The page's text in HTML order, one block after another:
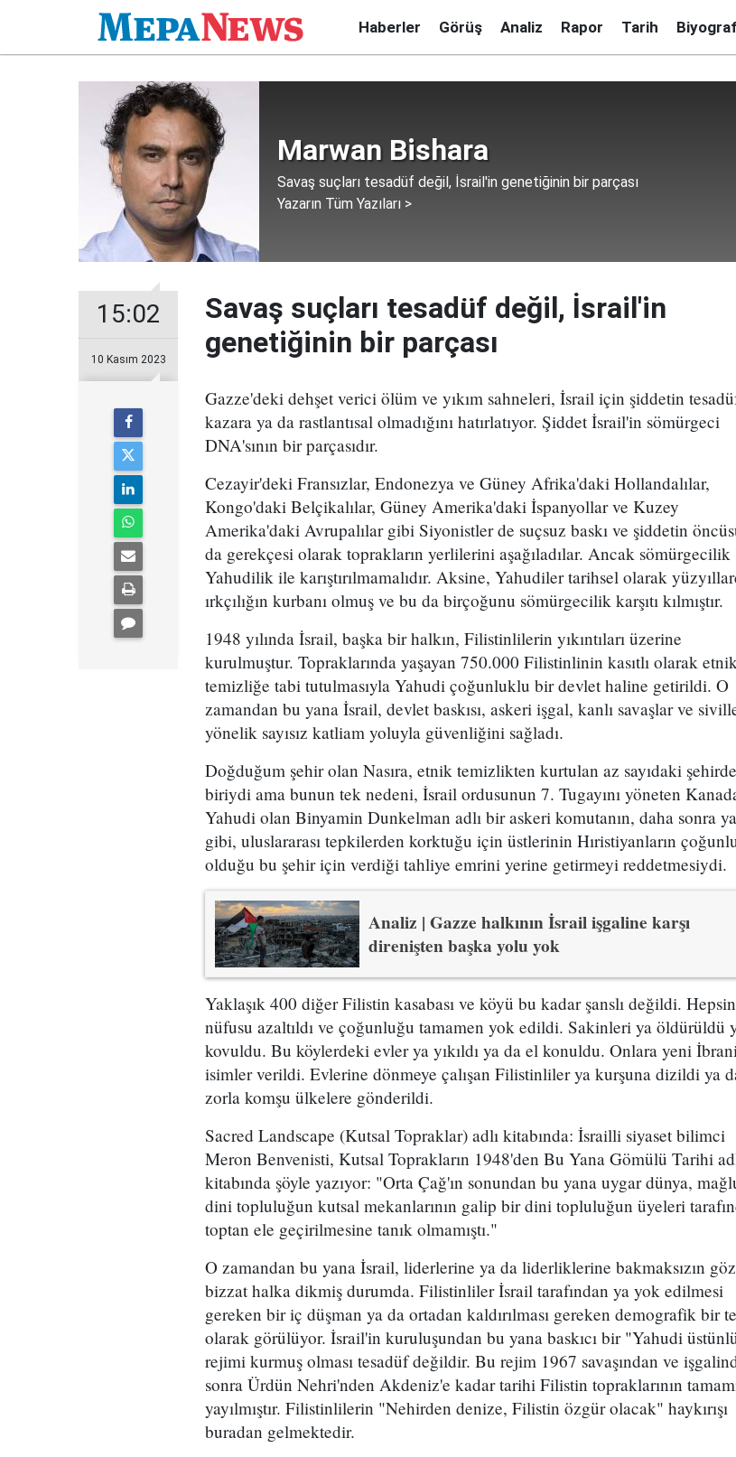
Haberler Görüş Analiz Rapor Tarih
Marwan Bishara
Savaş suçları tesadüf değil, İsrail'in genetiğinin bir parçası
Yazarın Tüm Yazıları >
15:02
10 Kasım 2023
Savaş suçları tesadüf değil, İsrail'in
genetiğinin bir parçası
Gazze'deki dehşet verici ölüm ve yıkım sahneleri, İsrail için şiddetin
kazara ya da rastlantısal olmadığını hatırlatıyor. Şiddet İsrail'in sömürgeci
DNA'sının bir parçasıdır.
Cezayir'deki Fransızlar, Endonezya ve Güney Afrika'daki Hollandalılar,
Kongo'daki Belçikalılar, Güney Amerika'daki İspanyollar ve Kuzey
Amerika'daki Avrupalılar gibi Siyonistler de suçsuz baskı ve şiddetin
da gerekçesi olarak toprakların yerlilerini aşağıladılar. Ancak sömürgecilik
Yahudilik ile karıştırılmamalıdır. Aksine, Yahudiler tarihsel olarak
ırkçılığın kurbanı olmuş ve bu da birçoğunu sömürgecilik karşıtı kılmıştır.
1948 yılında İsrail, başka bir halkın, Filistinlilerin yıkıntıları üzerine
kurulmuştur. Topraklarında yaşayan 750.000 Filistinlinin kasıtlı olarak
temizliğe tabi tutulmasıyla Yahudi çoğunluklu bir devlet haline getirildi. O
zamandan bu yana İsrail, devlet baskısı, askeri işgal, kanlı savaşlar ve
yönelik sayısız katliam yoluyla güvenliğini sağladı.
Doğduğum şehir olan Nasıra, etnik temizlikten kurtulan az sayıdaki
biriydi ama bunun tek nedeni, İsrail ordusunun 7. Tugayını yöneten
Yahudi olan Binyamin Dunkelman adlı bir askeri komutanın, daha sonra
gibi, uluslararası tepkilerden korktuğu için üstlerinin Hıristiyanların
olduğu bu şehir için verdiği tahliye emrini yerine getirmeyi reddetmesiydi.
Analiz | Gazze halkının İsrail işgaline karşı
direnişten başka yolu yok
Yaklaşık 400 diğer Filistin kasabası ve köyü bu kadar şanslı değildi.
nüfusu azaltıldı ve çoğunluğu tamamen yok edildi. Sakinleri ya öldürüldü
kovuldu. Bu köylerdeki evler ya yıkıldı ya da el konuldu. Onlara yeni
isimler verildi. Evlerine dönmeye çalışan Filistinliler ya kurşuna dizildi ya
zorla komşu ülkelere gönderildi.
Sacred Landscape (Kutsal Topraklar) adlı kitabında: İsrailli siyaset bilimci
Meron Benvenisti, Kutsal Toprakların 1948'den Bu Yana Gömülü Tarihi
kitabında şöyle yazıyor: "Orta Çağ'ın sonundan bu yana uygar dünya,
dini topluluğun kutsal mekanlarının galip bir dini topluluğun üyeleri
toptan ele geçirilmesine tanık olmamıştı."
O zamandan bu yana İsrail, liderlerine ya da liderliklerine bakmaksızın
bizzat halka dikmiş durumda. Filistinliler İsrail tarafından ya yok edilmesi
gereken bir iç düşman ya da ortadan kaldırılması gereken demografik bir
olarak görülüyor. İsrail'in kuruluşundan bu yana baskıcı bir "Yahudi
rejimi kurmuş olması tesadüf değildir. Bu rejim 1967 savaşından ve
sonra Ürdün Nehri'nden Akdeniz'e kadar tarihi Filistin topraklarının
yayılmıştır. Filistinlilerin "Nehirden denize, Filistin özgür olacak" haykırışı
buradan gelmektedir.